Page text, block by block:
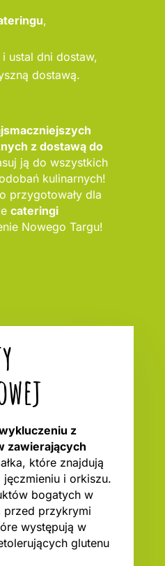
,
ustal dni dostaw,
dostawą.
z dostawą do
ją do wszystkich
kulinarnych!
przygotowały dla
cateringi
Nowego Targu!
z
zawierających
które znajdują
i orkiszu.
bogatych w
przed przykrymi
występują w
glutenu